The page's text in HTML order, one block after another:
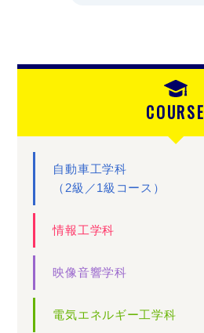
COURSE
自動車工学科
（2級／1級コース）
情報工学科
映像音響学科
電気エネルギー工学科